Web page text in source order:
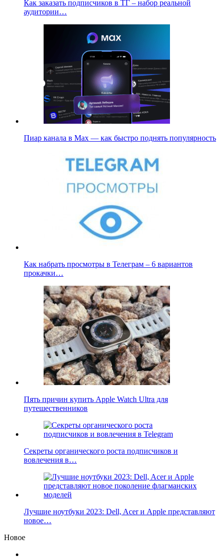
Как заказать подписчиков в ТГ – набор реальной
аудитории…
Пиар канала в Max — как быстро поднять популярность
Как набрать просмотры в Телеграм – 6 вариантов
прокачки…
Пять причин купить Apple Watch Ultra для
путешественников
Секреты органического роста подписчиков и
вовлечения в…
Лучшие ноутбуки 2023: Dell, Acer и Apple представляют
новое…
Новое